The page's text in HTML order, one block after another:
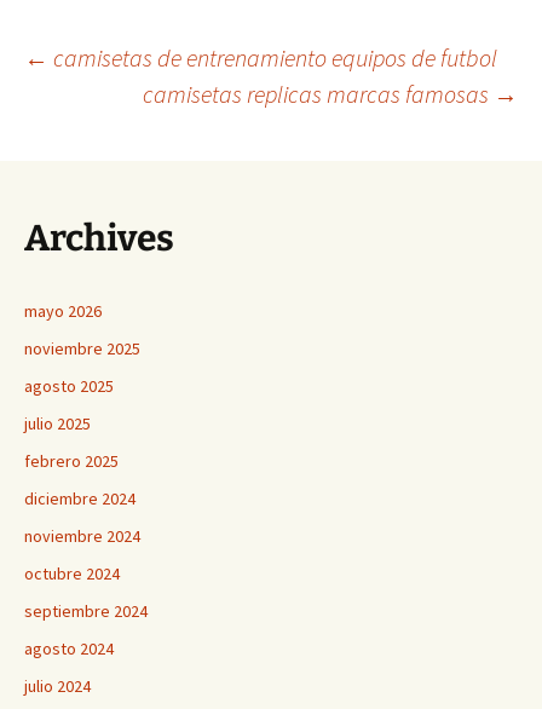
Navegación
entradas
← camisetas de entrenamiento equipos de futbol
camisetas replicas marcas famosas →
Archives
mayo 2026
noviembre 2025
agosto 2025
julio 2025
febrero 2025
diciembre 2024
noviembre 2024
octubre 2024
septiembre 2024
agosto 2024
julio 2024